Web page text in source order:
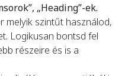
„Heading”-ek.
melyik szintűt használod,
Logikusan bontsd fel
részeire és is a